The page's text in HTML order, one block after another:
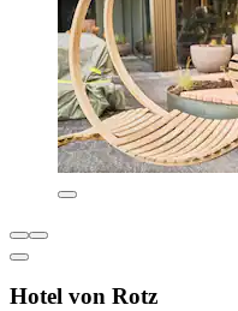
Hotel von Rotz